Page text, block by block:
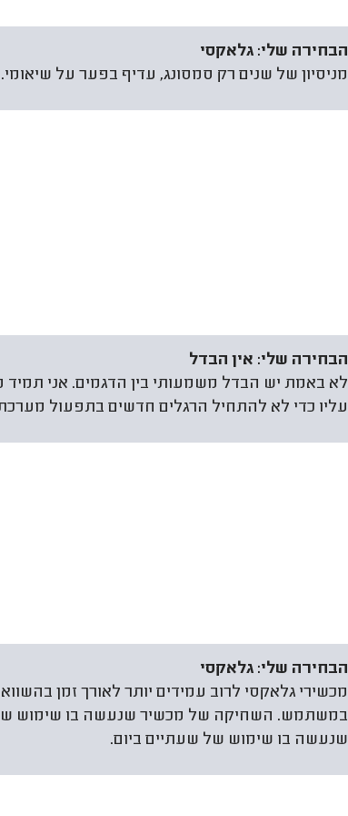
הבחירה שלי:גלאקסי
מניסיון של שנים רק סמסונג, עדיף בפער על שיאומי.
הבחירה שלי: אין הבדל
לא באמת יש הבדל משמעותי בין הדגמים. אני
עליו כדי לא להתחיל הרגלים חדשים בתפעול
הבחירה שלי:גלאקסי
מכשירי גלאקסי לרוב עמידים יותר לאורך זמן
שנעשה בו שימוש של שעתיים ביום.